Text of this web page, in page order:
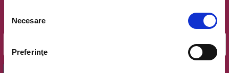
consimțământului
Necesare
Preferinţe
Email